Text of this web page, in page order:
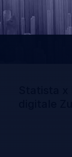
Jetzt Studie
gewinnen
Statista